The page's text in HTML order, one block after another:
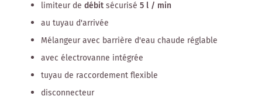
limiteur de débitsécurisé 5 l / min
au tuyau d'arrivée
Mélangeur avec barrière d'eau chaude réglable
avec électrovanne intégrée
tuyau de raccordement flexible
disconnecteur